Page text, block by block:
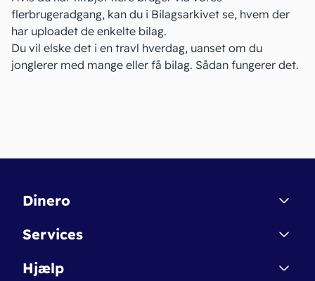
flerbrugeradgang, kan du i Bilagsarkivet se, hvem der
har uploadet de enkelte bilag.
Du vil elske det i en travl hverdag, uanset om du
jonglerer med mange eller få bilag. Sådan fungerer det.
Dinero
Kontakt
Betingelser & Sikkerhed
Services
Dinero Starter
Hjælp